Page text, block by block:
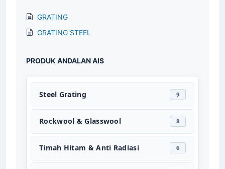
GRATING
GRATING STEEL
PRODUK ANDALAN AIS
Steel Grating 9
Rockwool & Glasswool 8
Timah Hitam & Anti Radiasi 6